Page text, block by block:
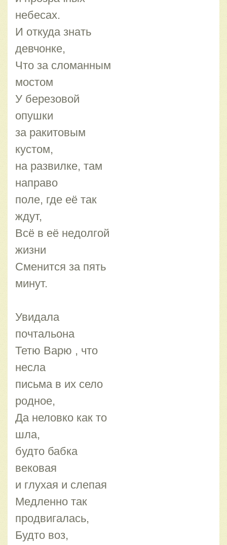
небесах.
И откуда знать
девчонке,
Что за сломанным
мостом
У березовой
опушки
за ракитовым
кустом,
на развилке, там
направо
поле, где её так
ждут,
Всё в её недолгой
жизни
Сменится за пять
минут.
Увидала
почтальона
Тетю Варю , что
несла
письма в их село
родное,
Да неловко как то
шла,
будто бабка
вековая
и глухая и слепая
Медленно так
продвигалась,
Будто воз,